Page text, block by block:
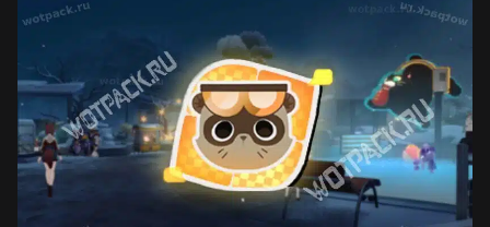
Crimson Desert
Zenless Zone Zero
Kingdom Come: Deliverance 2
Билды Arknights: Endfield
Билды Wuthering Waves
Билды Cyberpunk 2077